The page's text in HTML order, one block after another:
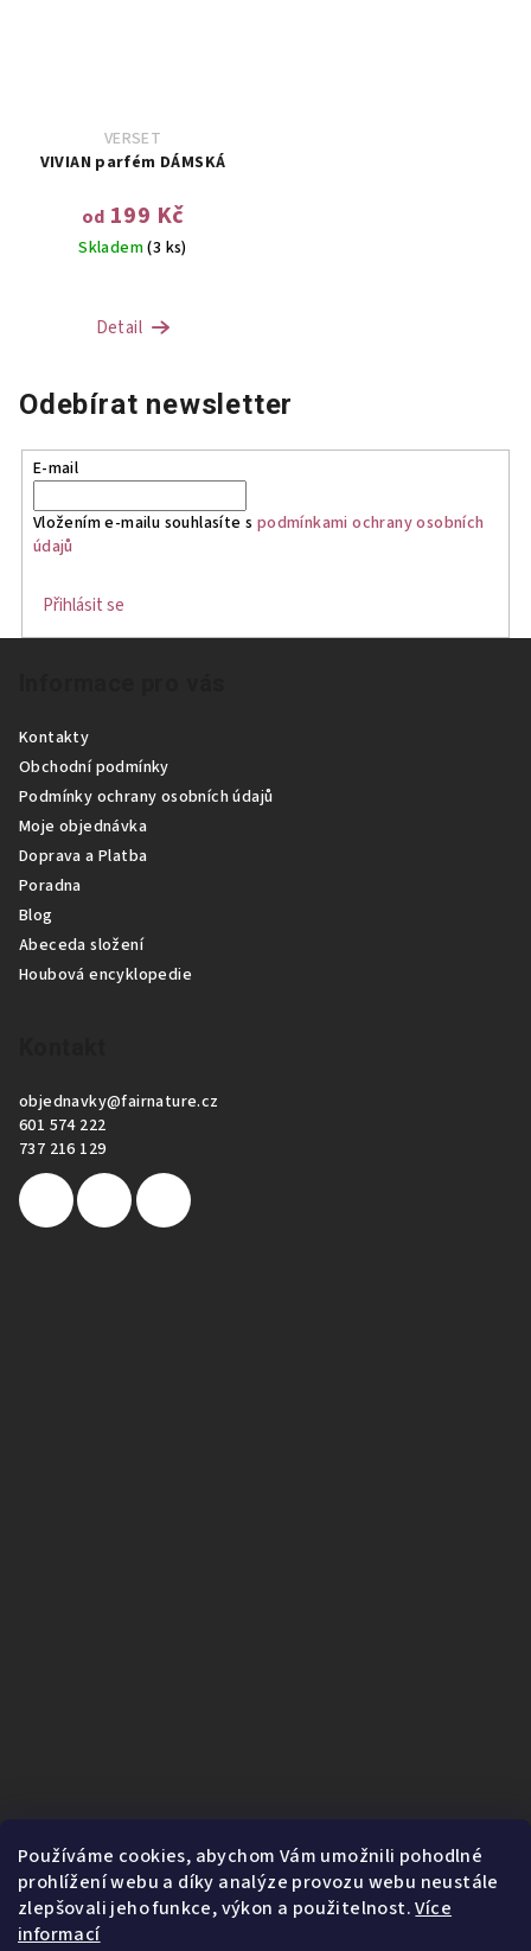
Používáme cookies, abychom Vám umožnili pohodlné
prohlížení webu a díky analýze provozu webu neustále
zlepšovali jeho funkce, výkon a použitelnost.Více
informací
VERSET
VIVIAN parfém DÁMSKÁ
od 199 Kč
Skladem(3 ks)
Detail
Odebírat newsletter
E-mail
Vložením e-mailu souhlasíte s podmínkami ochrany osobních
údajů
Přihlásit se
Kontakty
Obchodní podmínky
Podmínky ochrany osobních údajů
Moje objednávka
Doprava a Platba
Poradna
Blog
Abeceda složení
Houbová encyklopedie
objednavky@fairnature.cz
601 574 222
737 216 129